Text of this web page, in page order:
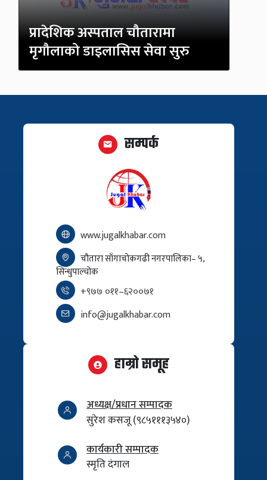
प्रादेशिक अस्पताल चौतारामा
मृगौलाको डाइलासिस सेवा सुरु
सम्पर्क
www.jugalkhabar.com
चौतारा साँगाचोकगढी नगरपालिका– ५,
सिन्धुपाल्चोक
+९७७ ०११–६२००७१
info@jugalkhabar.com
हाम्रो समूह
अध्यक्ष/प्रधान सम्पादक
सुरेश कसजू (९८५१११३५४०)
कार्यकारी सम्पादक
स्मृति दंगाल